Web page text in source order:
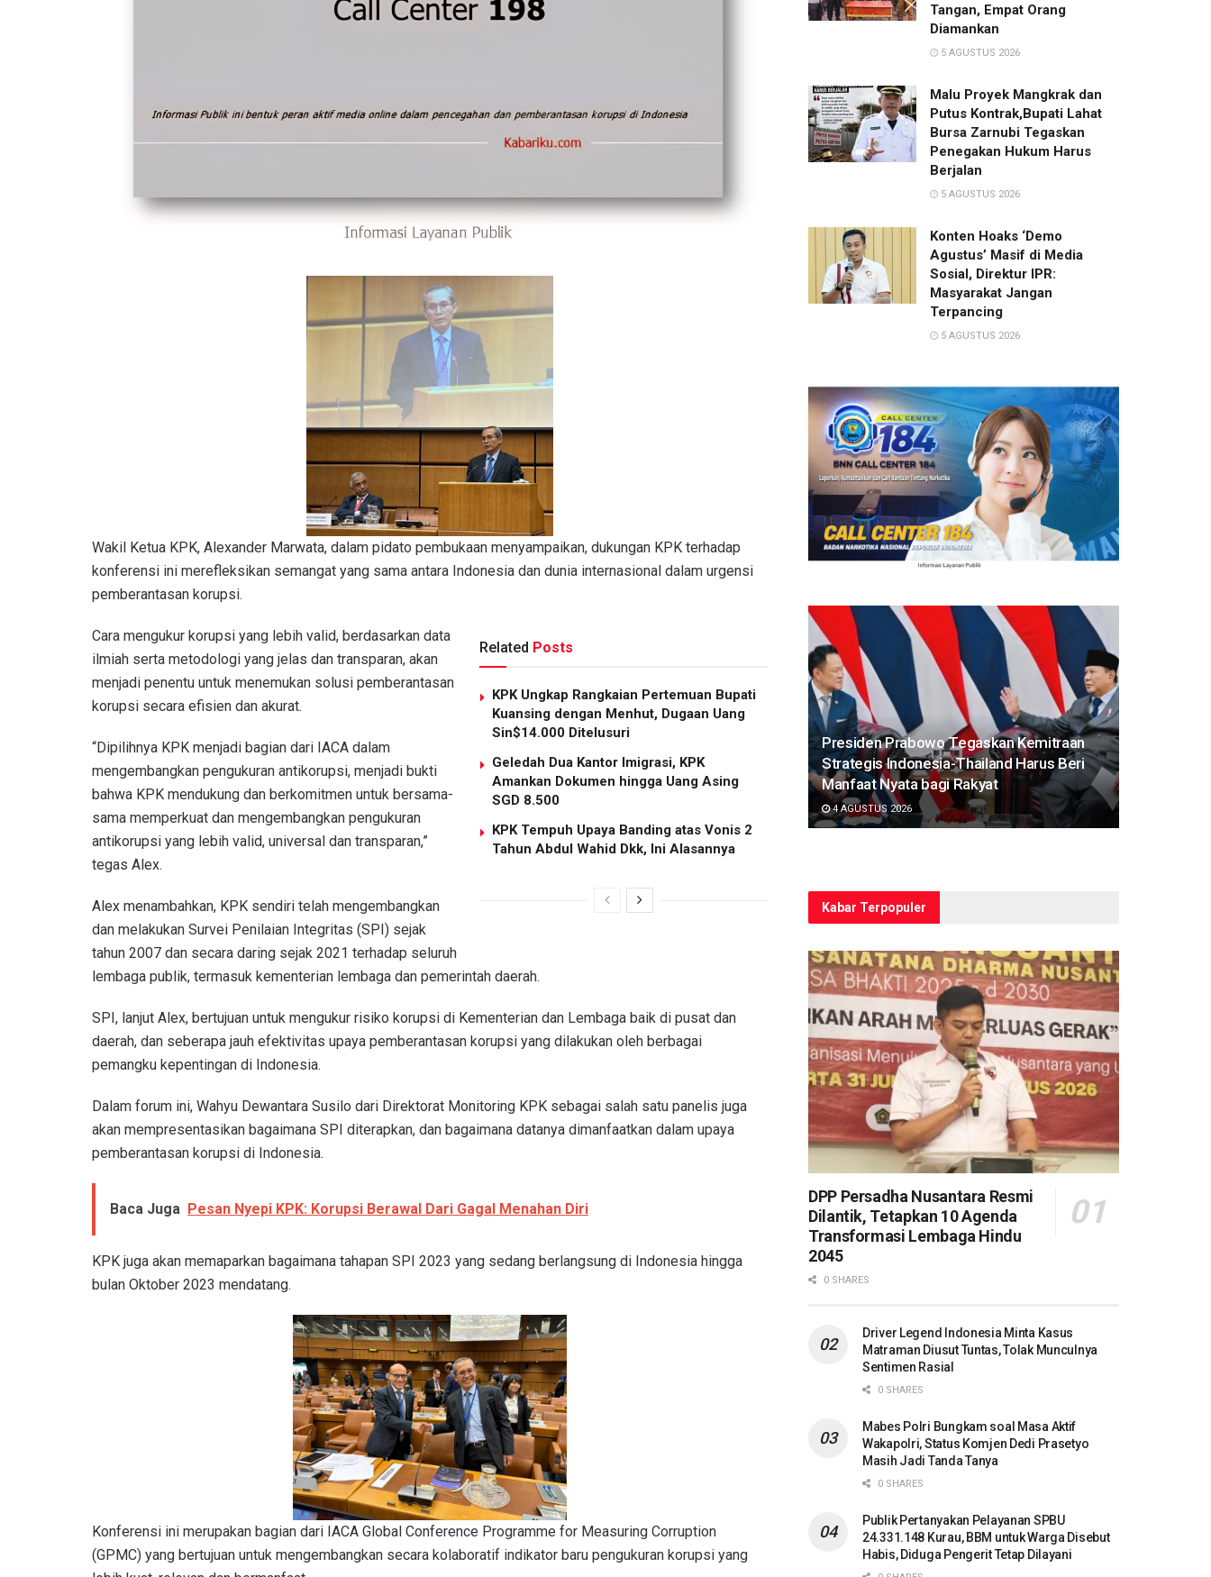
Wakil Ketua KPK, Alexander Marwata, dalam pidato pembukaan menyampaikan, dukungan KPK terhadap
konferensi ini merefleksikan semangat yang sama antara Indonesia dan dunia internasional dalam urgensi
pemberantasan korupsi.
Related Posts
KPK Ungkap Rangkaian Pertemuan Bupati
Kuansing dengan Menhut, Dugaan Uang
Sin$14.000 Ditelusuri
Geledah Dua Kantor Imigrasi, KPK
Amankan Dokumen hingga Uang Asing
SGD 8.500
KPK Tempuh Upaya Banding atas Vonis 2
Tahun Abdul Wahid Dkk, Ini Alasannya
Cara mengukur korupsi yang lebih valid, berdasarkan data
ilmiah serta metodologi yang jelas dan transparan, akan
menjadi penentu untuk menemukan solusi pemberantasan
korupsi secara efisien dan akurat.
“Dipilihnya KPK menjadi bagian dari IACA dalam
mengembangkan pengukuran antikorupsi, menjadi bukti
bahwa KPK mendukung dan berkomitmen untuk bersama-
sama memperkuat dan mengembangkan pengukuran
antikorupsi yang lebih valid, universal dan transparan,”
tegas Alex.
Alex menambahkan, KPK sendiri telah mengembangkan
dan melakukan Survei Penilaian Integritas (SPI) sejak
tahun 2007 dan secara daring sejak 2021 terhadap seluruh
lembaga publik, termasuk kementerian lembaga dan pemerintah daerah.
SPI, lanjut Alex, bertujuan untuk mengukur risiko korupsi di Kementerian dan Lembaga baik di pusat dan
daerah, dan seberapa jauh efektivitas upaya pemberantasan korupsi yang dilakukan oleh berbagai
pemangku kepentingan di Indonesia.
Dalam forum ini, Wahyu Dewantara Susilo dari Direktorat Monitoring KPK sebagai salah satu panelis juga
akan mempresentasikan bagaimana SPI diterapkan, dan bagaimana datanya dimanfaatkan dalam upaya
pemberantasan korupsi di Indonesia.
Baca Juga Pesan Nyepi KPK: Korupsi Berawal Dari Gagal Menahan Diri
KPK juga akan memaparkan bagaimana tahapan SPI 2023 yang sedang berlangsung di Indonesia hingga
bulan Oktober 2023 mendatang.
Konferensi ini merupakan bagian dari IACA Global Conference Programme for Measuring Corruption
(GPMC) yang bertujuan untuk mengembangkan secara kolaboratif indikator baru pengukuran korupsi yang
Tangan, Empat Orang
Diamankan
5 AGUSTUS 2026
Malu Proyek Mangkrak dan
Putus Kontrak,Bupati Lahat
Bursa Zarnubi Tegaskan
Penegakan Hukum Harus
Berjalan
5 AGUSTUS 2026
Konten Hoaks ‘Demo
Agustus’ Masif di Media
Sosial, Direktur IPR:
Masyarakat Jangan
Terpancing
5 AGUSTUS 2026
Presiden Prabowo Tegaskan Kemitraan
Strategis Indonesia-Thailand Harus Beri
Manfaat Nyata bagi Rakyat
4 AGUSTUS 2026
Kabar Terpopuler
DPP Persadha Nusantara Resmi
Dilantik, Tetapkan 10 Agenda
Transformasi Lembaga Hindu
2045
0 SHARES
Driver Legend Indonesia Minta Kasus
Matraman Diusut Tuntas, Tolak Munculnya
Sentimen Rasial
0 SHARES
Mabes Polri Bungkam soal Masa Aktif
Wakapolri, Status Komjen Dedi Prasetyo
Masih Jadi Tanda Tanya
0 SHARES
Publik Pertanyakan Pelayanan SPBU
24.331.148 Kurau, BBM untuk Warga Disebut
Habis, Diduga Pengerit Tetap Dilayani